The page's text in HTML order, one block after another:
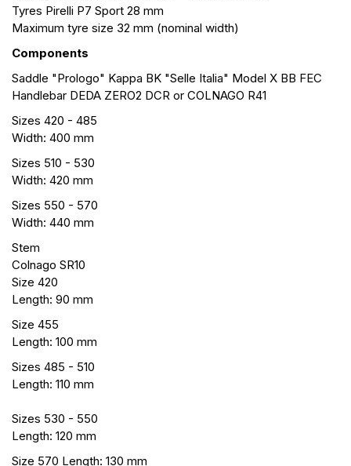
Tyres Pirelli P7 Sport 28 mm
Maximum tyre size 32 mm (nominal width)
Components
Saddle "Prologo" Kappa BK "Selle Italia" Model X BB FEC
Handlebar DEDA ZERO2 DCR or COLNAGO R41
Sizes 420 - 485
Width: 400 mm
Sizes 510 - 530
Width: 420 mm
Sizes 550 - 570
Width: 440 mm
Stem
Colnago SR10
Size 420
Length: 90 mm
Size 455
Length: 100 mm
Sizes 485 - 510
Length: 110 mm
Sizes 530 - 550
Length: 120 mm
Size 570 Length: 130 mm